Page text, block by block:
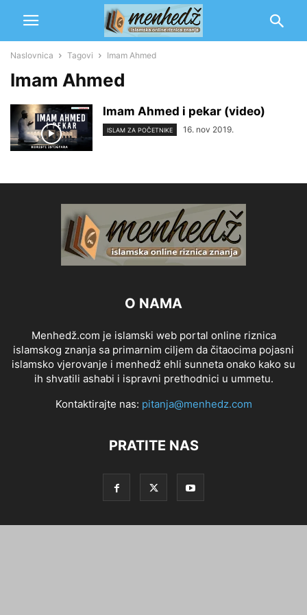
Naslovnica Tagovi Imam Ahmed
Imam Ahmed
Imam Ahmed i pekar (video)
ISLAM ZA POČETNIKE 16. nov 2019.
O NAMA
Menhedž.com je islamski web portal online riznica
islamskog znanja sa primarnim ciljem da čitaocima pojasni
islamsko vjerovanje i menhedž ehli sunneta onako kako su
ih shvatili ashabi i ispravni prethodnici u ummetu.
Kontaktirajte nas: pitanja@menhedz.com
PRATITE NAS